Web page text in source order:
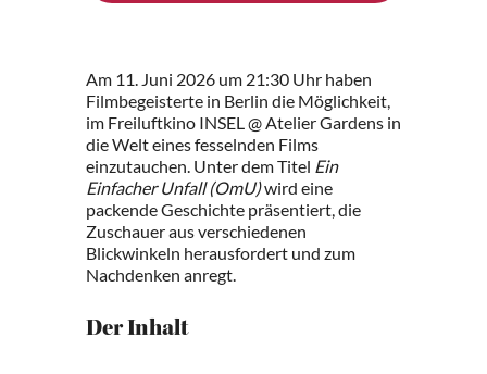
Am 11. Juni 2026 um 21:30 Uhr haben
Filmbegeisterte in Berlin die Möglichkeit,
im Freiluftkino INSEL @ Atelier Gardens in
die Welt eines fesselnden Films
einzutauchen. Unter dem Titel Ein
Einfacher Unfall (OmU)wird eine
packende Geschichte präsentiert, die
Zuschauer aus verschiedenen
Blickwinkeln herausfordert und zum
Nachdenken anregt.
Der Inhalt